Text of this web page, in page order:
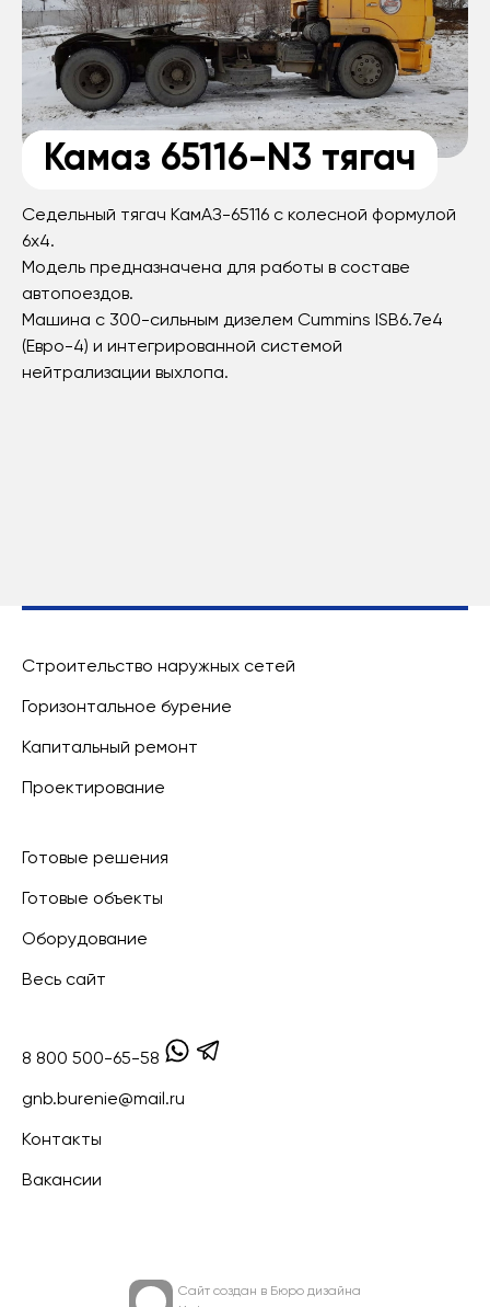
Камаз 65116-N3 тягач
Седельный тягач КамАЗ-65116 с колесной формулой
6х4.
Модель предназначена для работы в составе
автопоездов.
Машина с 300-сильным дизелем Cummins ISB6.7e4
(Евро-4) и интегрированной системой
нейтрализации выхлопа.
Строительство наружных сетей
Горизонтальное бурение
Капитальный ремонт
Проектирование
Готовые решения
Готовые объекты
Оборудование
Весь сайт
8 800 500-65-58
gnb.burenie@mail.ru
Контакты
Вакансии
Сайт создан в Бюро дизайна